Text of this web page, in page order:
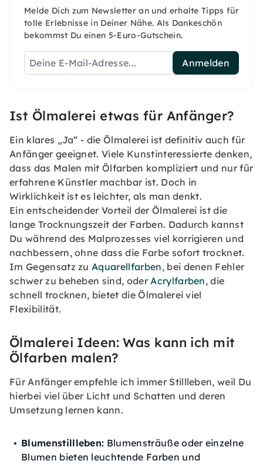
Melde Dich zum Newsletter an und erhalte Tipps für
tolle Erlebnisse in Deiner Nähe. Als Dankeschön
bekommst Du einen 5-Euro-Gutschein.
Anmelden
Ist Ölmalerei etwas für Anfänger?
Ein klares „Ja“ - die Ölmalerei ist definitiv auch für
Anfänger geeignet. Viele Kunstinteressierte denken,
dass das Malen mit Ölfarben kompliziert und nur für
erfahrene Künstler machbar ist. Doch in
Wirklichkeit ist es leichter, als man denkt.
Ein entscheidender Vorteil der Ölmalerei ist die
lange Trocknungszeit der Farben. Dadurch kannst
Du während des Malprozesses viel korrigieren und
nachbessern, ohne dass die Farbe sofort trocknet.
Im Gegensatz zu Aquarellfarben, bei denen Fehler
schwer zu beheben sind, oder Acrylfarben, die
schnell trocknen, bietet die Ölmalerei viel
Flexibilität.
Ölmalerei Ideen: Was kann ich mit
Ölfarben malen?
Für Anfänger empfehle ich immer Stillleben, weil Du
hierbei viel über Licht und Schatten und deren
Umsetzung lernen kann.
Blumenstillleben: Blumensträuße oder einzelne
Blumen bieten leuchtende Farben und